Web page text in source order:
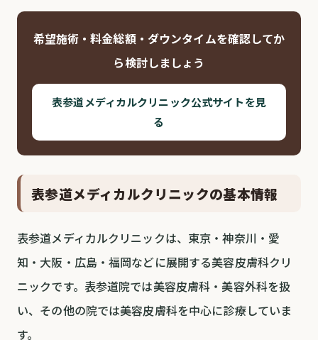
希望施術・料金総額・ダウンタイムを確認してか
ら検討しましょう
表参道メディカルクリニック公式サイトを見
る
表参道メディカルクリニックの基本情報
表参道メディカルクリニックは、東京・神奈川・愛
知・大阪・広島・福岡などに展開する美容皮膚科クリ
ニックです。表参道院では美容皮膚科・美容外科を扱
い、その他の院では美容皮膚科を中心に診療していま
す。